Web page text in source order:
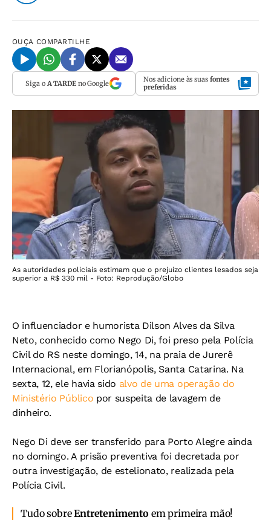
OUÇA COMPARTILHE
Siga o A TARDEno Google Nos adicione às suas fontes
preferidas
As autoridades policiais estimam que o prejuízo clientes lesados seja
superior a R$ 330 mil - Foto: Reprodução/Globo
O influenciador e humorista Dilson Alves da Silva
Neto, conhecido como Nego Di, foi preso pela Polícia
Civil do RS neste domingo, 14, na praia de Jurerê
Internacional, em Florianópolis, Santa Catarina. Na
sexta, 12, ele havia sido alvo de uma operação do
Ministério Público por suspeita de lavagem de
dinheiro.
Nego Di deve ser transferido para Porto Alegre ainda
no domingo. A prisão preventiva foi decretada por
outra investigação, de estelionato, realizada pela
Polícia Civil.
Tudo sobreEntretenimento em primeira mão!